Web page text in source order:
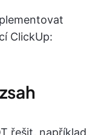
ClickUp:
řešit, například